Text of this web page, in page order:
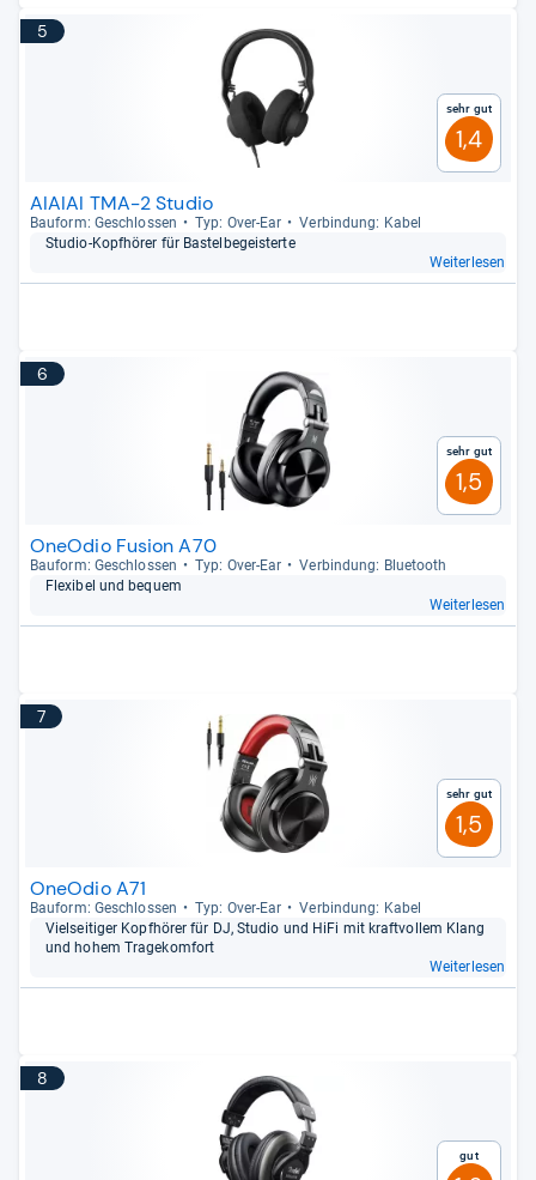
5
Sehr gut
1,4
AIAIAI TMA-2 Studio
Bau­form: Geschlos­sen Typ: Over-​Ear
Ver­bin­dung: Kabel
Stu­dio-​Kopf­hö­rer für Bas­tel­be­geis­terte
Weiterlesen
6
Sehr gut
1,5
OneOdio Fusion A70
Bau­form: Geschlos­sen Typ: Over-​Ear
Ver­bin­dung: Blue­tooth
Fle­xi­bel und bequem
Weiterlesen
7
Sehr gut
1,5
OneOdio A71
Bau­form: Geschlos­sen Typ: Over-​Ear
Ver­bin­dung: Kabel
Viel­sei­ti­ger Kopf­hö­rer für DJ, Stu­dio und HiFi mit kraft­vol­lem Klang
und hohem Tra­ge­kom­fort
Weiterlesen
8
Gut